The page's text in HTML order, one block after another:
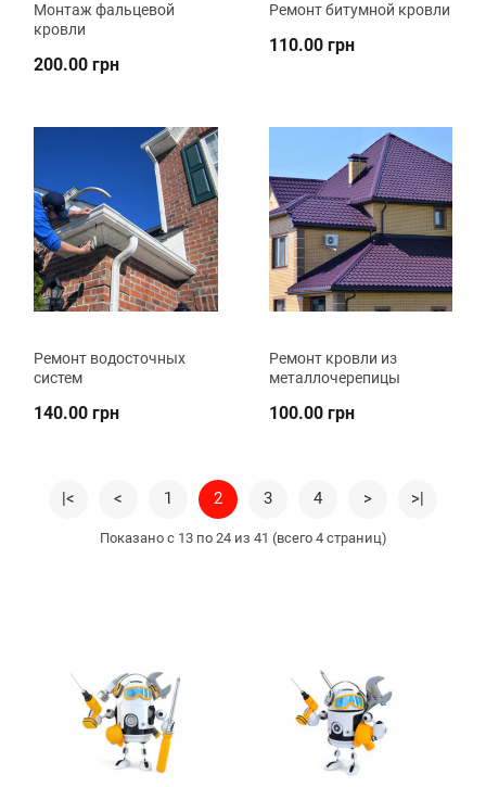
Монтаж фальцевой
кровли
200.00 грн
Ремонт битумной кровли
110.00 грн
Ремонт водосточных
систем
140.00 грн
Ремонт кровли из
металлочерепицы
100.00 грн
|< < 1 2 3 4 > >|
Показано с 13 по 24 из 41 (всего 4 страниц)